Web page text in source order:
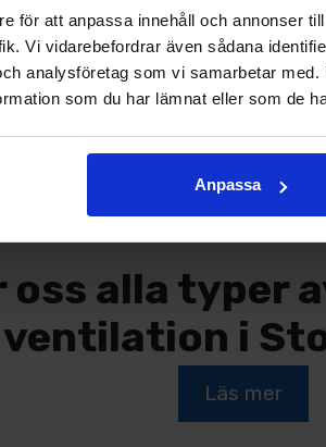
för att anpassa innehåll och annonser
Vi vidarebefordrar även sådana
analysföretag som vi samarbetar
som du har lämnat eller som de
Anpassa
kan användas så
läge.
FTX görs korrekt,
oss alla typer
ventilation i
Läs mer